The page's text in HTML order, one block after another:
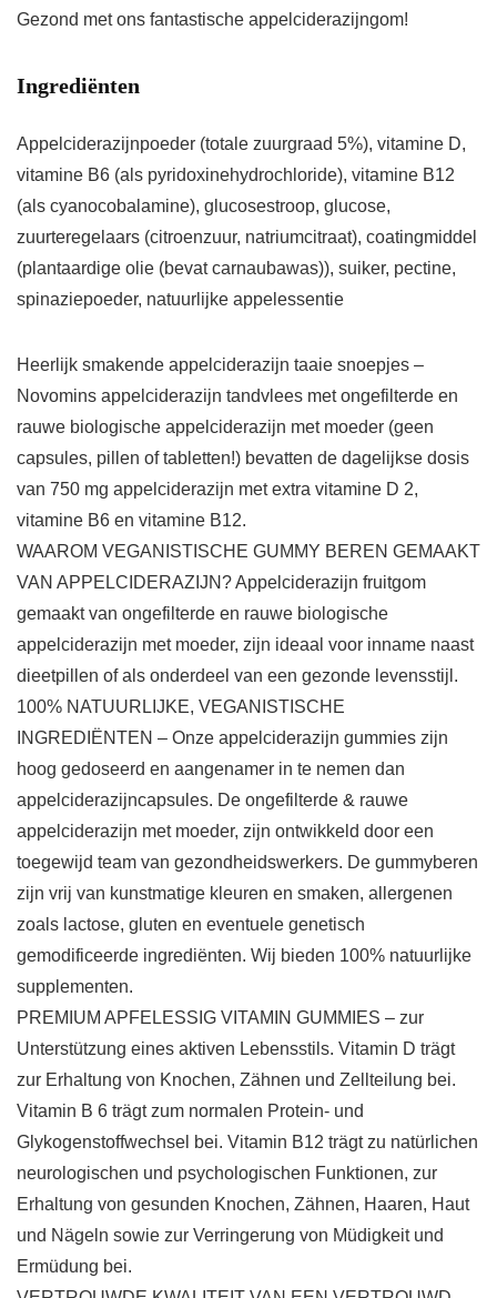
Gezond met ons fantastische appelciderazijngom!
Ingrediënten
Appelciderazijnpoeder (totale zuurgraad 5%), vitamine D,
vitamine B6 (als pyridoxinehydrochloride), vitamine B12
(als cyanocobalamine), glucosestroop, glucose,
zuurteregelaars (citroenzuur, natriumcitraat), coatingmiddel
(plantaardige olie (bevat carnaubawas)), suiker, pectine,
spinaziepoeder, natuurlijke appelessentie
Heerlijk smakende appelciderazijn taaie snoepjes –
Novomins appelciderazijn tandvlees met ongefilterde en
rauwe biologische appelciderazijn met moeder (geen
capsules, pillen of tabletten!) bevatten de dagelijkse dosis
van 750 mg appelciderazijn met extra vitamine D 2,
vitamine B6 en vitamine B12.
WAAROM VEGANISTISCHE GUMMY BEREN GEMAAKT
VAN APPELCIDERAZIJN? Appelciderazijn fruitgom
gemaakt van ongefilterde en rauwe biologische
appelciderazijn met moeder, zijn ideaal voor inname naast
dieetpillen of als onderdeel van een gezonde levensstijl.
100% NATUURLIJKE, VEGANISTISCHE
INGREDIËNTEN – Onze appelciderazijn gummies zijn
hoog gedoseerd en aangenamer in te nemen dan
appelciderazijncapsules. De ongefilterde & rauwe
appelciderazijn met moeder, zijn ontwikkeld door een
toegewijd team van gezondheidswerkers. De gummyberen
zijn vrij van kunstmatige kleuren en smaken, allergenen
zoals lactose, gluten en eventuele genetisch
gemodificeerde ingrediënten. Wij bieden 100% natuurlijke
supplementen.
PREMIUM APFELESSIG VITAMIN GUMMIES – zur
Unterstützung eines aktiven Lebensstils. Vitamin D trägt
zur Erhaltung von Knochen, Zähnen und Zellteilung bei.
Vitamin B 6 trägt zum normalen Protein- und
Glykogenstoffwechsel bei. Vitamin B12 trägt zu natürlichen
neurologischen und psychologischen Funktionen, zur
Erhaltung von gesunden Knochen, Zähnen, Haaren, Haut
und Nägeln sowie zur Verringerung von Müdigkeit und
Ermüdung bei.